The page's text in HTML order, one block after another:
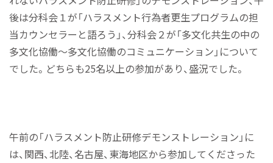
後は分科会１が「ハラスメント行為者更生プログラムの担
当カウンセラーと語ろう」、分科会２が「多文化共生の中の
多文化協働〜多文化協働のコミュニケーション」について
でした。どちらも25名以上の参加があり、盛況でした。
午前の「ハラスメント防止研修デモンストレーション」に
は、関西、北陸、名古屋、東海地区から参加してくださった